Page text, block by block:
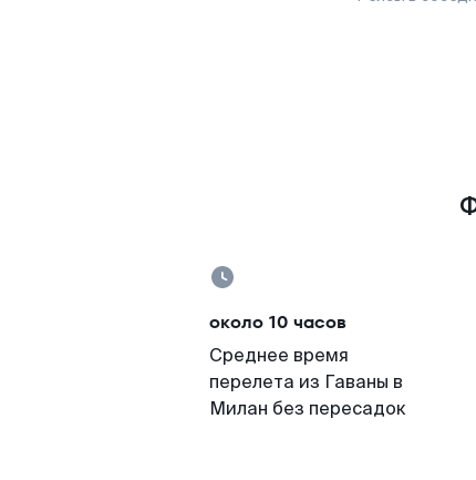
около 10 часов
Среднее время
перелета из Гаваны в
Милан без пересадок